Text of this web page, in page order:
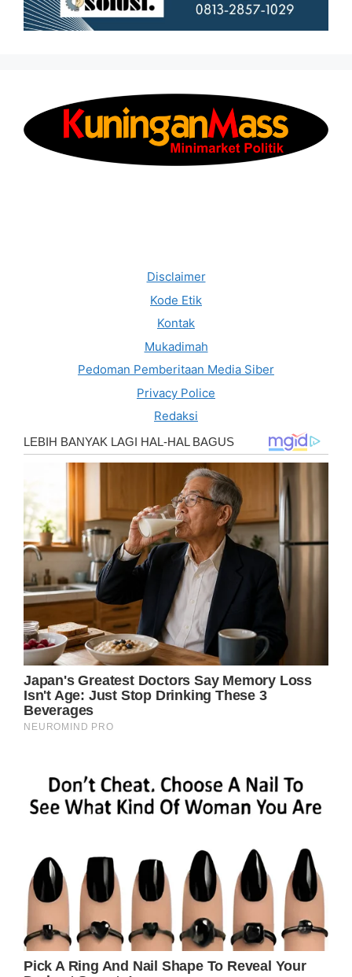
Disclaimer
Kode Etik
Kontak
Mukadimah
Pedoman Pemberitaan Media Siber
Privacy Police
Redaksi